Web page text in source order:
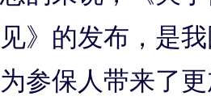
见》的发布，是
为参保人带来了